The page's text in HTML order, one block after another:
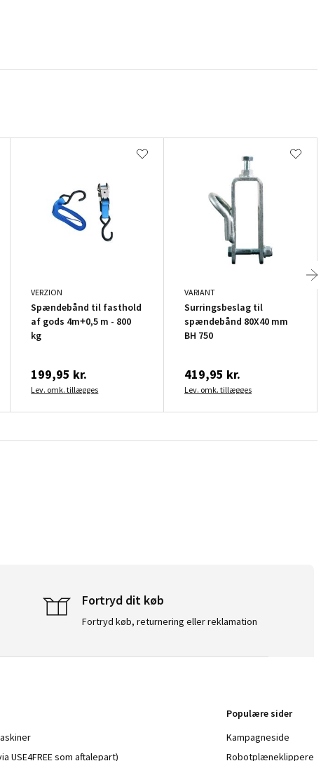
VERZION
Spændebånd til fasthold
af gods 4m+0,5 m - 800
kg
199,95 kr.
Lev. omk. tillægges
VARIANT
Surringsbeslag til
spændebånd 80X40 mm
BH 750
419,95 kr.
Lev. omk. tillægges
Fortryd dit køb
Fortryd køb, returnering eller reklamation
USE4FREE som aftalepart)
Populære sider
Kampagneside
Robotplæneklippere